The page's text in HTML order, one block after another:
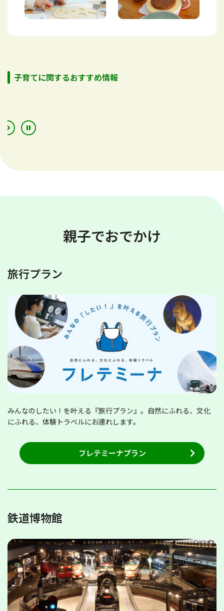
子育てに関するおすすめ情報
親子でおでかけ
旅行プラン
みんなのしたい！を叶える『旅行プラン』。自然にふれる、文化
にふれる、体験トラベルにお連れします。
フレテミーナプラン
鉄道博物館